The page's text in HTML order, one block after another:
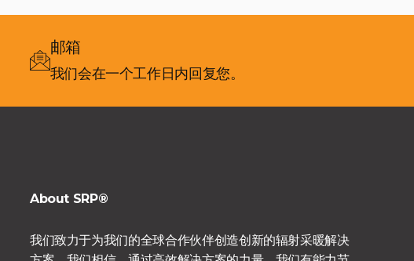
邮箱
我们会在一个工作日内回复您。
About SRP®
我们致力于为我们的全球合作伙伴创造创新的辐射采暖解决